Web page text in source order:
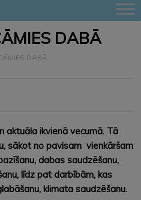
DABĀ
DABĀ
aktuāla ikvienā vecumā. Tā
sākot no pavisam vienkāršam
dabas saudzēšanu,
līdz pat darbībām, kas
klimata saudzēšanu.